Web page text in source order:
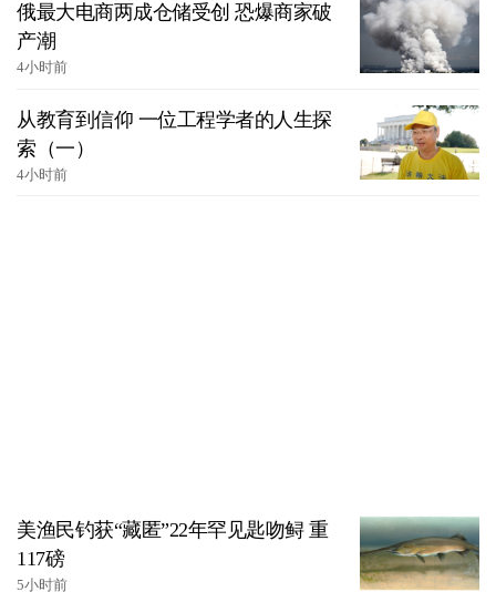
俄最大电商两成仓储受创 恐爆商家破
产潮
4小时前
从教育到信仰 一位工程学者的人生探
索（一）
4小时前
美渔民钓获“藏匿”22年罕见匙吻鲟 重
117磅
5小时前